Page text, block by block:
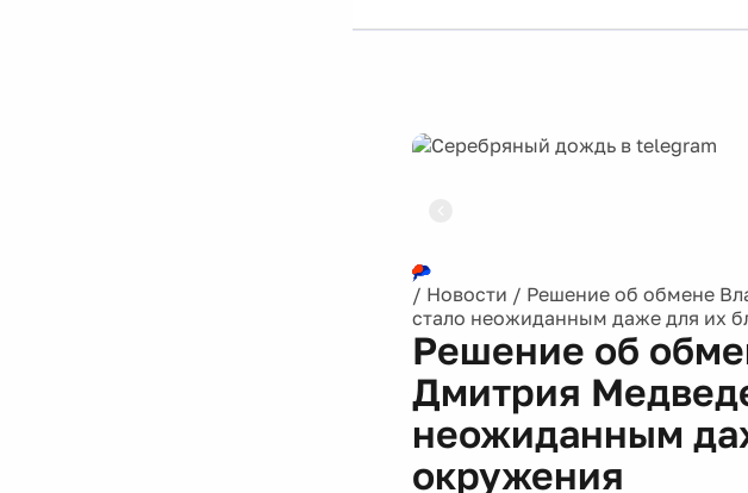
/ Новости / Решение об обмене
стало неожиданным даже для их
Решение об
Дмитрия
неожиданным
окружения